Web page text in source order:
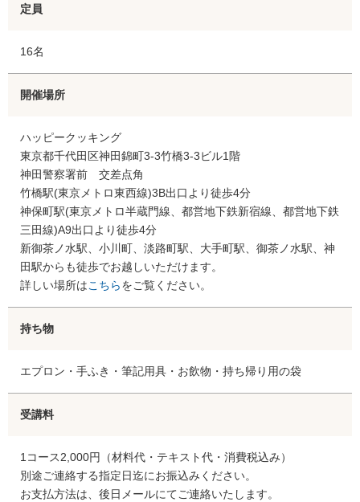
定員
16名
開催場所
ハッピークッキング
東京都千代田区神田錦町3-3竹橋3-3ビル1階
神田警察署前 交差点角
竹橋駅(東京メトロ東西線)3B出口より徒歩4分
神保町駅(東京メトロ半蔵門線、都営地下鉄新宿線、都営地下鉄
三田線)A9出口より徒歩4分
新御茶ノ水駅、小川町、淡路町駅、大手町駅、御茶ノ水駅、神
田駅からも徒歩でお越しいただけます。
詳しい場所はこちらをご覧ください。
持ち物
エプロン・手ふき・筆記用具・お飲物・持ち帰り用の袋
受講料
1コース2,000円（材料代・テキスト代・消費税込み）
別途ご連絡する指定日迄にお振込みください。
お支払方法は、後日メールにてご連絡いたします。